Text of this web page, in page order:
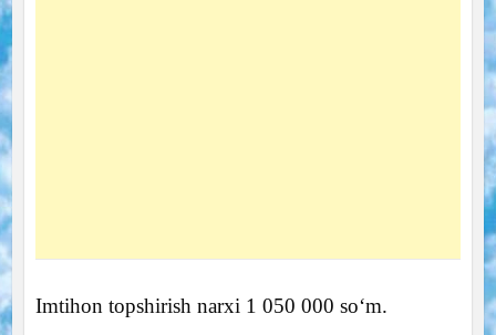
Imtihon topshirish narxi 1 050 000 so‘m.